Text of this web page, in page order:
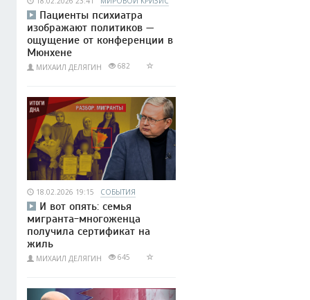
Пациенты психиатра
изображают политиков —
ощущение от конференции в
Мюнхене
МИХАИЛ ДЕЛЯГИН 682
18.02.2026 19:15 СОБЫТИЯ
И вот опять: семья
мигранта-многоженца
получила сертификат на
жиль
МИХАИЛ ДЕЛЯГИН 645